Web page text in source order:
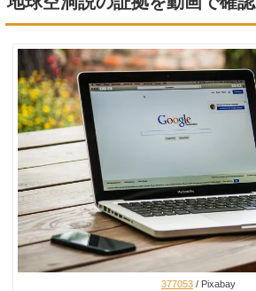
377053 / Pixabay